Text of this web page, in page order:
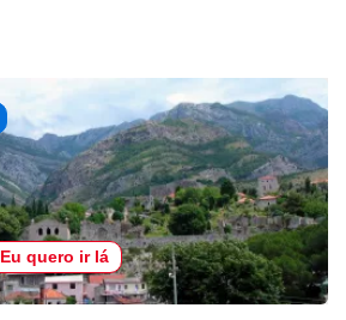
Eu quero ir lá